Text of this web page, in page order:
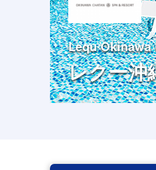
Lequ Okinawa
レクー沖